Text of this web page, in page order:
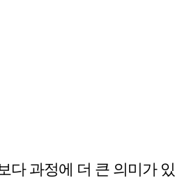
다 과정에 더 큰 의미가 있